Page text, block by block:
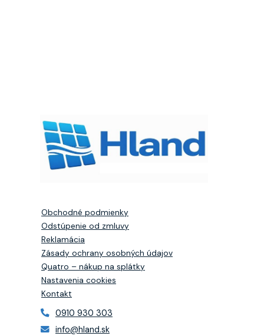
Obchodné podmienky
Odstúpenie od zmluvy
Reklamácia
Zásady ochrany osobných údajov
Quatro – nákup na splátky
Nastavenia cookies
Kontakt
0910 930 303
info@hland.sk